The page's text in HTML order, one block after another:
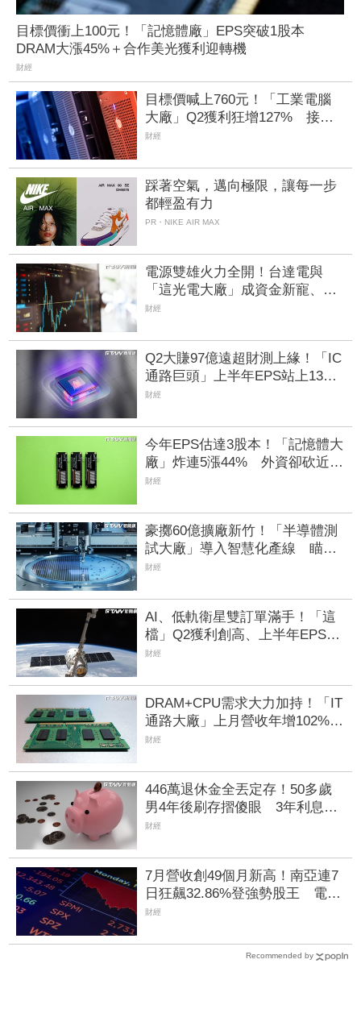
目標價衝上100元！「記憶體廠」EPS突破1股本
DRAM大漲45%＋合作美光獲利迎轉機
財經
目標價喊上760元！「工業電腦
大廠」Q2獲利狂增127% 接單
動能強大EPS有望衝23元
財經
踩著空氣，邁向極限，讓每一步
都輕盈有力
PR・NIKE AIR MAX
電源雙雄火力全開！台達電與
「這光電大廠」成資金新寵、
EPS衝上3.07元 營運續衝高
財經
Q2大賺97億遠超財測上緣！「IC
通路巨頭」上半年EPS站上13
元 工業與AI應用需求持續復甦
財經
今年EPS估達3股本！「記憶體大
廠」炸連5漲44% 外資卻砍近
1.8萬張抱回31.5億元
財經
豪擲60億擴廠新竹！「半導體測
試大廠」導入智慧化產線 瞄準
AI資料中心與車用半導體
財經
AI、低軌衛星雙訂單滿手！「這
檔」Q2獲利創高、上半年EPS衝
2.5元 全年營運看旺
財經
DRAM+CPU需求大力加持！「IT
通路大廠」上月營收年增102%
昨股價死守79元防線
財經
446萬退休金全丟定存！50多歲
男4年後刷存摺傻眼 3年利息僅
1067元
財經
7月營收創49個月新高！南亞連7
日狂飆32.86%登強勢股王 電子
材料續扮成長引擎
財經
Recommended by